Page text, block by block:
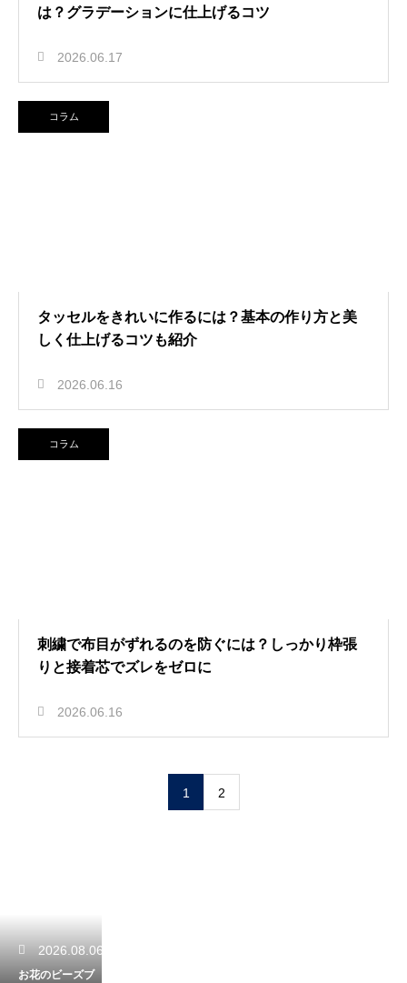
は？グラデーションに仕上げるコツ
2026.06.17
コラム
タッセルをきれいに作るには？基本の作り方と美
しく仕上げるコツも紹介
2026.06.16
コラム
刺繍で布目がずれるのを防ぐには？しっかり枠張
りと接着芯でズレをゼロに
2026.06.16
1 2
2026.08.06
お花のビーズブ